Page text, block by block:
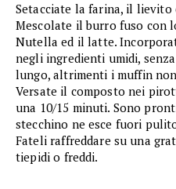
Setacciate la farina, il lievito
Mescolate il burro fuso con
Nutella ed il latte.
negli ingredienti umidi,
lungo, altrimenti i muffin
Versate il composto nei
una 10/15 minuti. Sono
stecchino ne esce fuori
Fateli raffreddare su una
tiepidi o freddi.